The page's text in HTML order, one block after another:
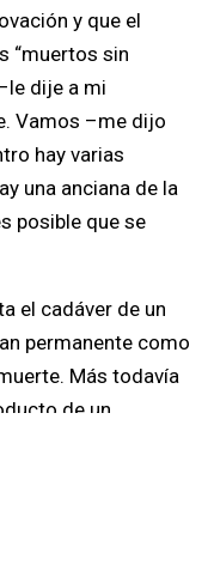
y que el
“muertos sin
dije a mi
Vamos –me dijo
hay varias
una anciana de la
posible que se
permanente como
Más todavía
de un